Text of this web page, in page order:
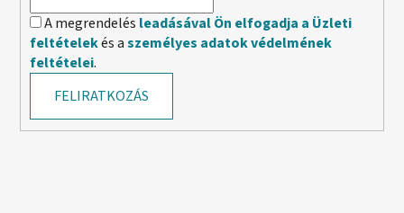
A megrendelés leadásával Ön elfogadja a Üzleti
feltételekés aszemélyes adatok védelmének
feltételei.
FELIRATKOZÁS